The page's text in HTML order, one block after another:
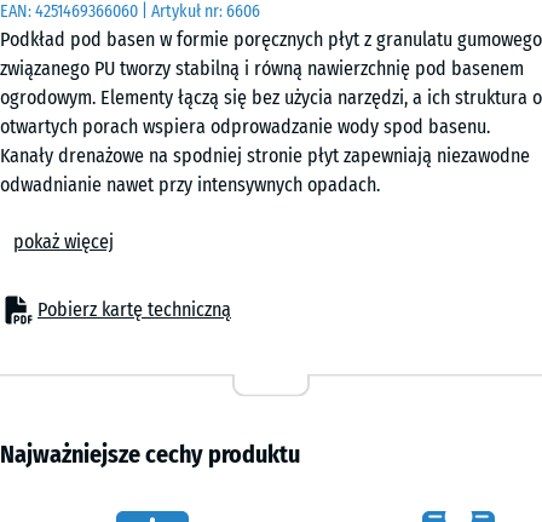
EAN:4251469366060 | Artykuł nr:6606
Podkład pod basen w formie poręcznych płyt z granulatu gumowego
związanego PU tworzy stabilną i równą nawierzchnię pod basenem
ogrodowym. Elementy łączą się bez użycia narzędzi, a ich struktura o
otwartych porach wspiera odprowadzanie wody spod basenu.
Kanały drenażowe na spodniej stronie płyt zapewniają niezawodne
odwadnianie nawet przy intensywnych opadach.
Zintegrowany system złączenia typu puzzle umożliwia szybkie i
elementy łączą się pewnie bez konieczności klejenia lub mocowania
do podłoża. Nie jest również wymagane wykonywanie obrzeży. Dzięki
użytkowaniu basenu i może być w każdej chwili rozebrany.
Podkład pod basen można układać na każdej trwale nośnej
podbudowie. Trawnik, darń lub ubity grunt nie stanowią
pokaż więcej
Pobierz kartę techniczną
0,25
m²
50
x
50
cm
0,25
+ 13,80 zł
Najważniejsze cechy produktu